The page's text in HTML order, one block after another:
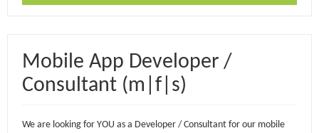
Mobile App Developer /
Consultant (m|f|s)
We are looking for YOU as a Developer / Consultant for our mobile